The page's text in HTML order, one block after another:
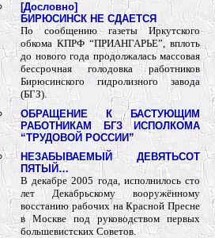
[Дословно]
БИРЮСИНСК НЕ СДАЕТСЯ
По сообщению газеты Иркутского
обкома КПРФ “ПРИАНГАРЬЕ”, вплоть
до нового года продолжалась массовая
бессрочная голодовка работников
Бирюсинского гидролизного завода
(БГЗ).
ОБРАЩЕНИЕ К БАСТУЮЩИМ
РАБОТНИКАМ БГЗ ИСПОЛКОМА
“ТРУДОВОЙ РОССИИ”
НЕЗАБЫВАЕМЫЙ ДЕВЯТЬСОТ
ПЯТЫЙ…
В декабре 2005 года, исполнилось сто
лет Декабрьскому вооружённому
восстанию рабочих на Красной Пресне
в Москве под руководством первых
большевистских Советов.